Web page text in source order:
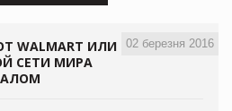
02 березня 2016
WALMART ИЛИ
СЕТИ МИРА